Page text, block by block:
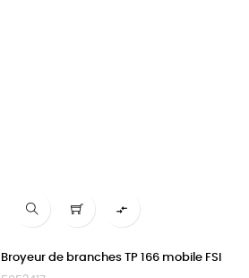

Broyeur de branches TP 166 mobile FSI